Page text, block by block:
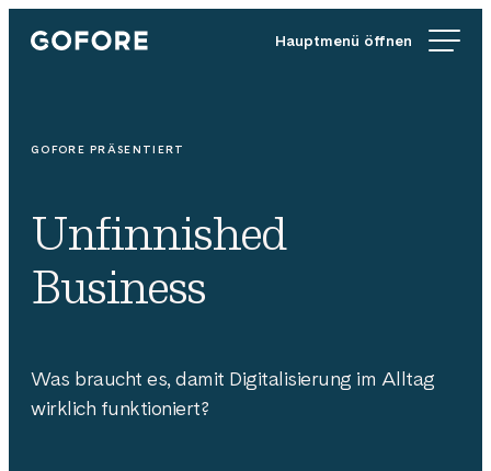
Zum
Inhalt
Gofore
in
GOFORE PRÄSENTIERT
Unfinnished
Business
Was braucht es, damit Digitalisierung im Alltag
wirklich funktioniert?